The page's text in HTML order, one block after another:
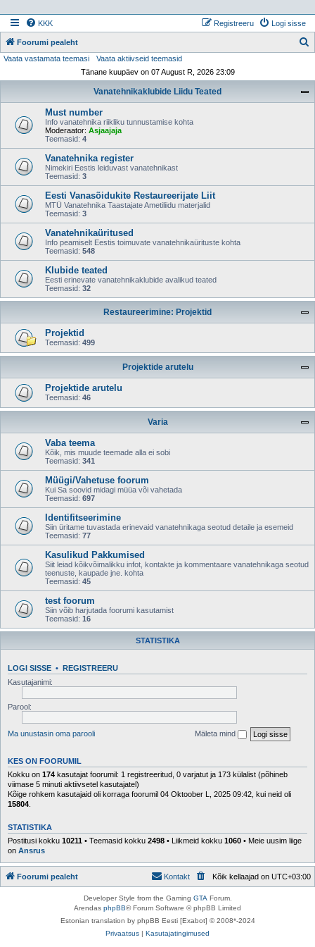
KKK Logi sisse
Registreeru
Foorumi pealeht
Vaata vastamata teemasi
Vaata aktiivseid teemasid
Tänane kuupäev on 07 August R, 2026 23:09
Vanatehnikaklubide Liidu Teated
Must number
Info vanatehnika riikliku tunnustamise kohta
Moderaator: Asjaajaja
Teemasid: 4
Vanatehnika register
Nimekiri Eestis leiduvast vanatehnikast
Teemasid: 3
Eesti Vanasõidukite Restaureerijate Liit
MTÜ Vanatehnika Taastajate Ametiliidu materjalid
Teemasid: 3
Vanatehnikaüritused
Info peamiselt Eestis toimuvate vanatehnikaürituste kohta
Teemasid: 548
Klubide teated
Eesti erinevate vanatehnikaklubide avalikud teated
Teemasid: 32
Restaureerimine: Projektid
Projektid
Teemasid: 499
Projektide arutelu
Projektide arutelu
Teemasid: 46
Varia
Vaba teema
Kõik, mis muude teemade alla ei sobi
Teemasid: 341
Müügi/Vahetuse foorum
Kui Sa soovid midagi müüa või vahetada
Teemasid: 697
Identifitseerimine
Siin üritame tuvastada erinevaid vanatehnikaga seotud detaile ja esemeid
Teemasid: 77
Kasulikud Pakkumised
Siit leiad kõikvõimalikku infot, kontakte ja kommentaare vanatehnikaga seotud
teenuste, kaupade jne. kohta
Teemasid: 45
test foorum
Siin võib harjutada foorumi kasutamist
Teemasid: 16
STATISTIKA
LOGI SISSE • REGISTREERU
Kasutajanimi:
Parool:
Ma unustasin oma parooli Mäleta mind
KES ON FOORUMIL
Kokku on 174 kasutajat foorumil: 1 registreeritud, 0 varjatut ja 173 külalist (põhineb
viimase 5 minuti aktiivsetel kasutajatel)
Kõige rohkem kasutajaid oli korraga foorumil 04 Oktoober L, 2025 09:42, kui neid oli
15804
STATISTIKA
Postitusi kokku 10211 • Teemasid kokku 2498 • Liikmeid kokku 1060 • Meie uusim liige
on Ansrus
Foorumi pealeht Kõik kellaajad on UTC+03:00
Kontakt
Developer Style from the Gaming GTA Forum.
Arendas phpBB® Forum Software © phpBB Limited
Estonian translation by phpBB Eesti [Exabot] © 2008*-2024
Privaatsus | Kasutajatingimused